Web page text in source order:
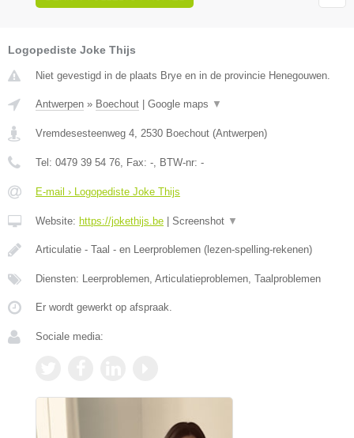
Logopediste Joke Thijs
Niet gevestigd in de plaats Brye en in de provincie Henegouwen.
Antwerpen » Boechout Google maps ▼
Vremdesesteenweg 4, 2530 Boechout (Antwerpen)
Tel: 0479 39 54 76, Fax: -, BTW-nr: -
E-mail › Logopediste Joke Thijs
Website: https://jokethijs.be Screenshot ▼
Articulatie - Taal - en Leerproblemen (lezen-spelling-rekenen)
Diensten: Leerproblemen, Articulatieproblemen, Taalproblemen
Er wordt gewerkt op afspraak.
Sociale media: